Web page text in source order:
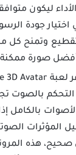
ليكون
اختيار جودة
وتمنح كل
بأفضل صورة
بالصوت
بالكامل
المؤثرات
هذه